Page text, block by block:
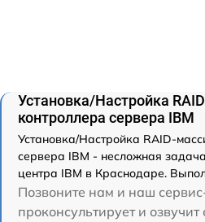
Установка/Настройка
контроллера сервера IBM
Установка/Настройка RAID-
сервера IBM - несложная
центра IBM в Краснодаре.
Позвоните нам и наш
проконсультирует и озвучит